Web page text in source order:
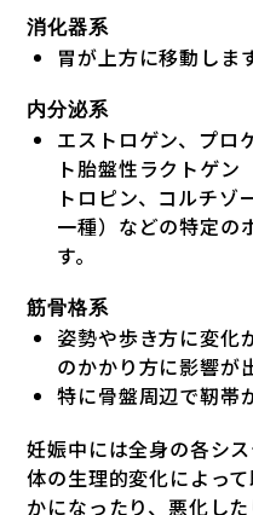
消化器系
胃が上方に移動します
内分泌系
エストロゲン、プロ
ト胎盤性ラクトゲン
トロピン、コルチゾ
一種）などの特定の
す。
筋骨格系
姿勢や歩き方に変化
のかかり方に影響が
特に骨盤周辺で靭帯
妊娠中には全身の各シ
体の生理的変化によっ
かになったり、悪化し